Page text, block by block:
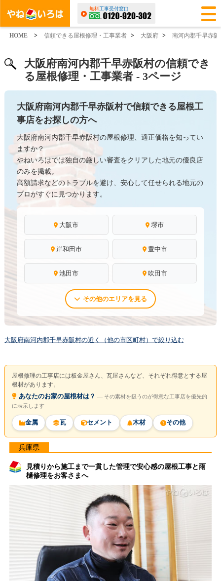
無料工事受付窓口
HOME > 信頼できる屋根修理・工事業者 > 大阪府 > 南河内郡千早赤阪
大阪府南河内郡千早赤阪村の信頼でき
る屋根修理・工事業者 - 3ページ
大阪府南河内郡千早赤阪村で信頼できる屋根工
事店をお探しの方へ
大阪府南河内郡千早赤阪村の屋根修理、適正価格を知ってい
ますか？
やねいろはでは独自の厳しい審査をクリアした地元の優良店
のみを掲載。
高額請求などのトラブルを避け、安心して任せられる地元の
プロがすぐに見つかります。
大阪市 堺市
岸和田市 豊中市
池田市 吹田市
その他のエリアを見る
大阪府南河内郡千早赤阪村の近く（他の市区町村）で絞り込む
屋根修理の工事店には板金屋さん、瓦屋さんなど、それぞれ得意とする屋
根材があります。
あなたのお家の屋根材は？ ― その素材を扱うのが得意な工事店を優先的
に表示します
金属 瓦 セメント 木材 その他
兵庫県
見積りから施工まで一貫した管理で安心感の屋根工事と雨
樋修理をお客さまへ